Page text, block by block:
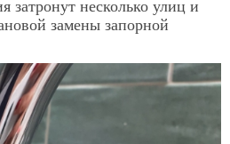
затронут несколько улиц и
замены запорной